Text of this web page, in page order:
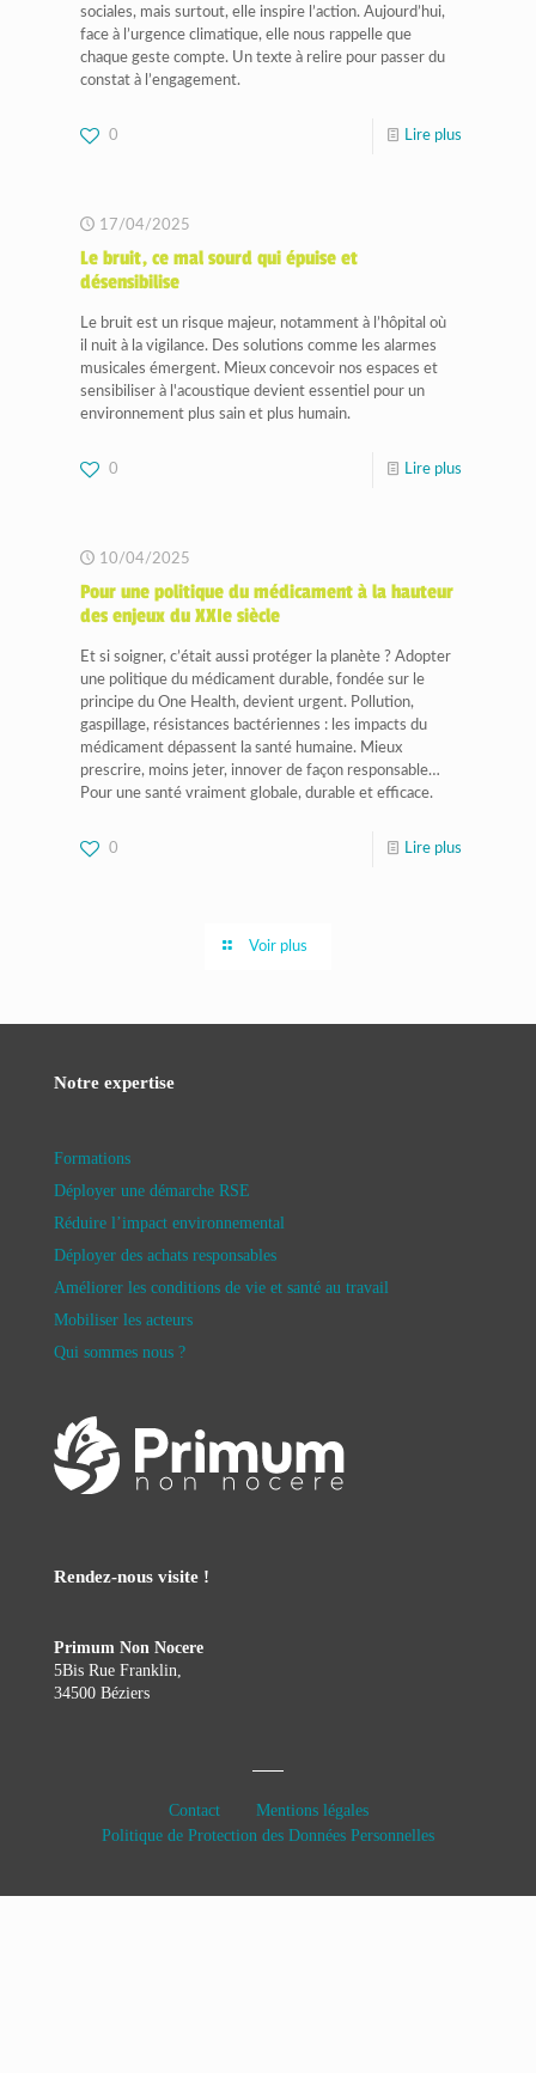
sociales, mais surtout, elle inspire l’action. Aujourd’hui,
face à l’urgence climatique, elle nous rappelle que
chaque geste compte. Un texte à relire pour passer du
constat à l’engagement.
0 Lire plus
17/04/2025
Le bruit, ce mal sourd qui épuise et
désensibilise
Le bruit est un risque majeur, notamment à l’hôpital où
il nuit à la vigilance. Des solutions comme les alarmes
musicales émergent. Mieux concevoir nos espaces et
sensibiliser à l'acoustique devient essentiel pour un
environnement plus sain et plus humain.
0 Lire plus
10/04/2025
Pour une politique du médicament à la hauteur
des enjeux du XXIe siècle
Et si soigner, c’était aussi protéger la planète ? Adopter
une politique du médicament durable, fondée sur le
principe du One Health, devient urgent. Pollution,
gaspillage, résistances bactériennes : les impacts du
médicament dépassent la santé humaine. Mieux
prescrire, moins jeter, innover de façon responsable…
Pour une santé vraiment globale, durable et efficace.
0 Lire plus
Voir plus
Notre expertise
Formations
Déployer une démarche RSE
Réduire l’impact environnemental
Déployer des achats responsables
Améliorer les conditions de vie et santé au travail
Mobiliser les acteurs
Qui sommes nous ?
Rendez-nous visite !
Primum Non Nocere
5Bis Rue Franklin,
34500 Béziers
Contact
Mentions légales
Politique de Protection des Données Personnelles